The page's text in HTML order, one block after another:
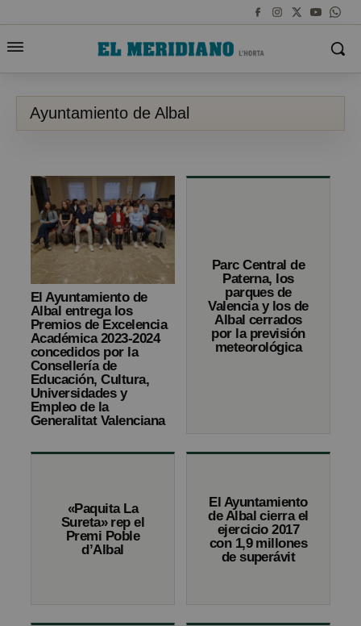
Ayuntamiento de Albal
El Ayuntamiento de
Albal entrega los
Premios de Excelencia
Académica 2023-2024
concedidos por la
Consellería de
Educación, Cultura,
Universidades y
Empleo de la
Generalitat Valenciana
Parc Central de
Paterna, los
parques de
Valencia y los de
Albal cerrados
por la previsión
meteorológica
«Paquita La
Sureta» rep el
Premi Poble
d’Albal
El Ayuntamiento
de Albal cierra el
ejercicio 2017
con 1,9 millones
de superávit